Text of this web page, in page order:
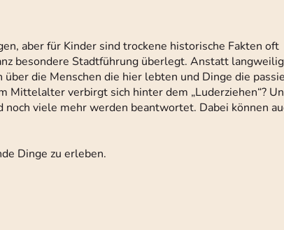
aber für Kinder sind trockene historische Fakten oft
besondere Stadtführung überlegt. Anstatt
die Menschen die hier lebten und Dinge die
Mittelalter verbirgt sich hinter dem „Luderziehen“?
viele mehr werden beantwortet. Dabei können
Dinge zu erleben.